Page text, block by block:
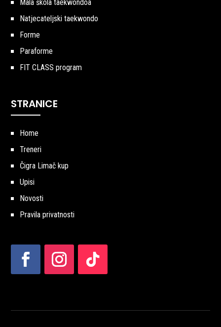
Mala škola taekwondoa
Natjecateljski taekwondo
Forme
Paraforme
FIT CLASS program
STRANICE
Home
Treneri
Čigra Limač kup
Upisi
Novosti
Pravila privatnosti